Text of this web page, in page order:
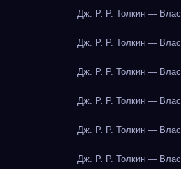
Дж. Р. Р. Толкин —
Дж. Р. Р. Толкин —
Дж. Р. Р. Толкин —
Дж. Р. Р. Толкин —
Дж. Р. Р. Толкин —
Дж. Р. Р. Толкин —